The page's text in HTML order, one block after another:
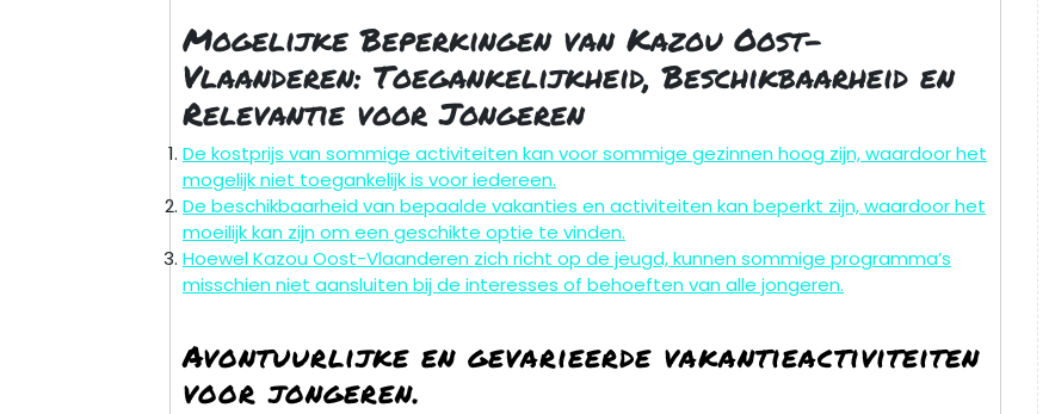
Mogelijke Beperkingen van Kazou Oost-
Vlaanderen: Toegankelijkheid, Beschikbaarheid en
Relevantie voor Jongeren
De kostprijs van sommige activiteiten kan voor sommige gezinnen hoog zijn, waardoor het
mogelijk niet toegankelijk is voor iedereen.
De beschikbaarheid van bepaalde vakanties en activiteiten kan beperkt zijn, waardoor het
moeilijk kan zijn om een geschikte optie te vinden.
Hoewel Kazou Oost-Vlaanderen zich richt op de jeugd, kunnen sommige programma’s
misschien niet aansluiten bij de interesses of behoeften van alle jongeren.
Avontuurlijke en gevarieerde vakantieactiviteiten
voor jongeren.